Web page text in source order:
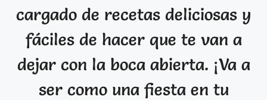
cargado de recetas deliciosas y
fáciles de hacer que te van a
dejar con la boca abierta. ¡Va a
ser como una fiesta en tu